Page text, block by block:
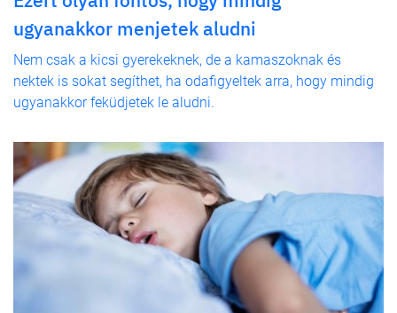
ugyanakkor menjetek aludni
Nem csak a kicsi gyerekeknek, de a kamaszoknak és
nektek is sokat segíthet, ha odafigyeltek arra, hogy mindig
ugyanakkor feküdjetek le aludni.